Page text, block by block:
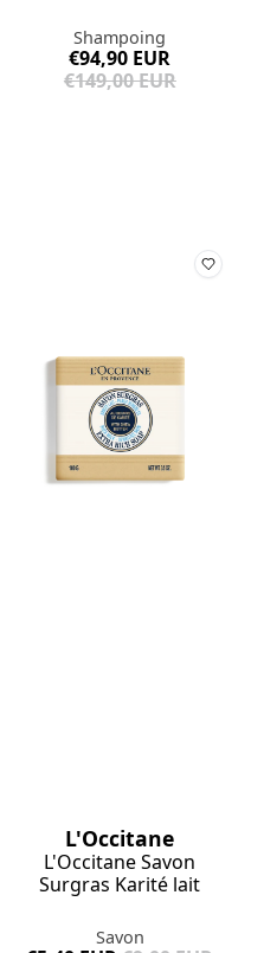
Shampoing
€94,90 EUR
€149,00 EUR
L'Occitane
L'Occitane Savon
Surgras Karité lait
Savon